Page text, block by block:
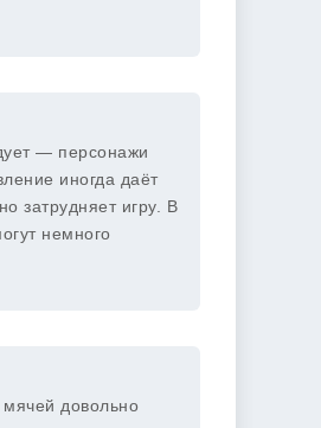
— персонажи
иногда даёт
затрудняет игру. В
немного
довольно